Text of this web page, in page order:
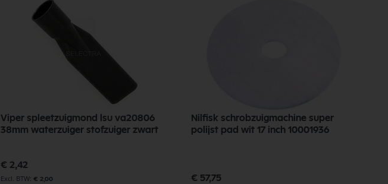
Viper spleetzuigmond lsu va20806
38mm waterzuiger stofzuiger zwart
Speciale
prijs
€ 2,42
€ 2,00
Nilfisk schrobzuigmachine super
polijst pad wit 17 inch 10001936
€ 57,75